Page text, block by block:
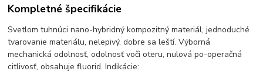
Kompletné špecifikácie
Svetlom tuhnúci nano-hybridný kompozitný materiál, jednoduché
tvarovanie materiálu, nelepivý, dobre sa leští. Výborná
mechanická odolnosť, odolnosť voči oteru, nulová po-operačná
citlivosť, obsahuje fluorid. Indikácie: